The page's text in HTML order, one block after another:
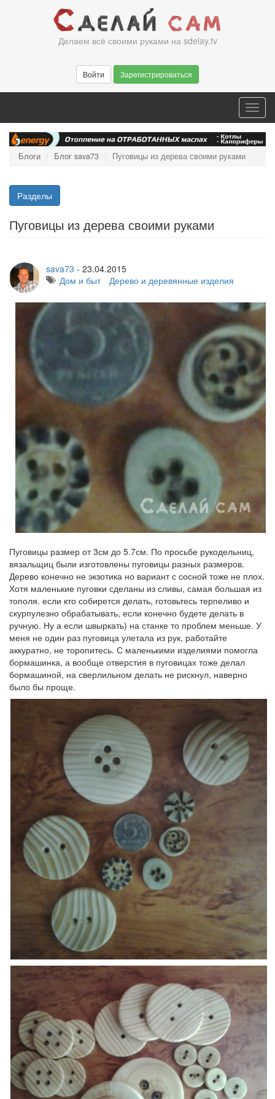
Делаем всё своими руками на sdelay.tv
Войти Зарегистрироваться
Блоги Блог sava73 Пуговицы из дерева своими руками
Разделы
Пуговицы из дерева своими руками
sava73 - 23.04.2015
Дом и быт
Дерево и деревянные изделия
Пуговицы размер от 3см до 5.7см. По просьбе рукодельниц,
вязальщиц были изготовлены пуговицы разных размеров.
Дерево конечно не экзотика но вариант с сосной тоже не плох.
Хотя маленькие пуговки сделаны из сливы, самая большая из
тополя. если кто собирется делать, готовьтесь терпеливо и
скурпулезно обрабатывать, если конечно будете делать в
ручную. Ну а если швыркать) на станке то проблем меньше. У
меня не один раз пуговица улетала из рук, работайте
аккуратно, не торопитесь. С маленькими изделиями помогла
бормашинка, а вообще отверстия в пуговицах тоже делал
бормашиной, на сверлильном делать не рискнул, наверно
было бы проще.